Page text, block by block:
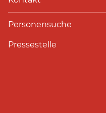
Personensuche
Pressestelle